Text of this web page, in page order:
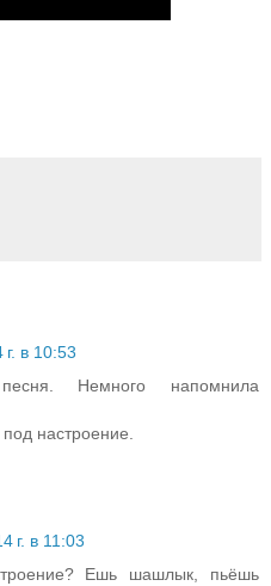
в 10:53
Немного напомнила
настроение.
г. в 11:03
Ешь шашлык, пьёшь